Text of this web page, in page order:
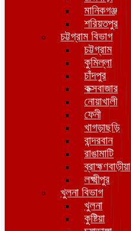
মানিকগঞ্জ
শরিয়তপুর
চট্টগ্রাম বিভাগ
চট্টগ্রাম
কুমিল্লা
চাঁদপুর
কক্সবাজার
নোয়াখালী
ফেনী
খাগড়াছড়ি
বান্দরবান
রাঙামাটি
ব্রাহ্মণবাড়ীয়া
লক্ষ্মীপুর
খুলনা বিভাগ
খুলনা
কুষ্টিয়া